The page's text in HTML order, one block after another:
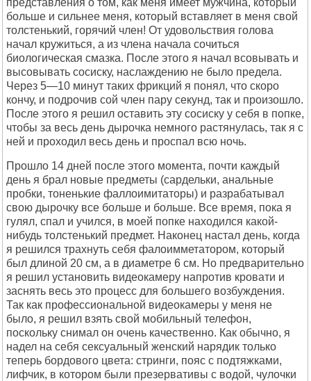
представления о том, как меня имеет мужчина, который
больше и сильнее меня, который вставляет в меня свой
толстенький, горячий член! От удовольствия голова
начал кружиться, а из члена начала сочиться
биологическая смазка. После этого я начал всовывать и
высовывать сосиску, наслаждению не было предела.
Через 5—10 минут таких фрикций я понял, что скоро
кончу, и подрочив сой член пару секунд, так и произошло.
После этого я решил оставить эту сосиску у себя в попке,
чтобы за весь день дырочка немного растянулась, так я с
ней и проходил весь день и проспал всю ночь.
Прошло 14 дней после этого момента, почти каждый
день я брал новые предметы (сардельки, анальные
пробки, тоненькие фаллоимитаторы) и разрабатывал
свою дырочку все больше и больше. Все время, пока я
гулял, спал и учился, в моей попке находился какой-
нибудь толстенький предмет. Наконец настал день, когда
я решился трахнуть себя фалоимметатором, который
был длиной 20 см, а в диаметре 6 см. Но предварительно
я решил установить видеокамеру напротив кровати и
заснять весь это процесс для большего возбуждения.
Так как профессиональной видеокамеры у меня не
было, я решил взять свой мобильный телефон,
поскольку снимал он очень качественно. Как обычно, я
надел на себя сексуальный женский нарядик только
теперь бордового цвета: стринги, пояс с подтяжками,
лифчик, в котором были презервативы с водой, чулочки